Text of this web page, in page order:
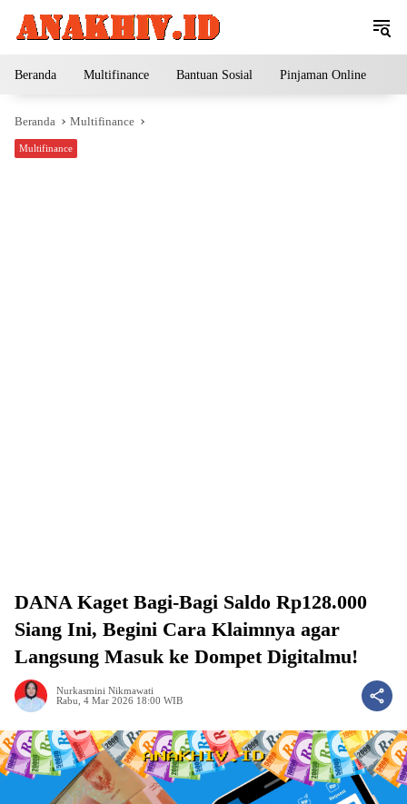
Beranda Multifinance Bantuan Sosial Pinjaman Online
Beranda Multifinance
Multifinance
DANA Kaget Bagi-Bagi Saldo Rp128.000
Siang Ini, Begini Cara Klaimnya agar
Langsung Masuk ke Dompet Digitalmu!
Nurkasmini Nikmawati
Rabu, 4 Mar 2026 18:00 WIB